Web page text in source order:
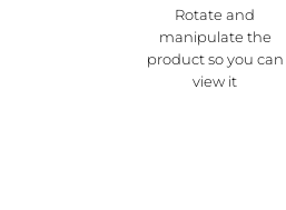
Rotate and
manipulate the
product so you can
view it